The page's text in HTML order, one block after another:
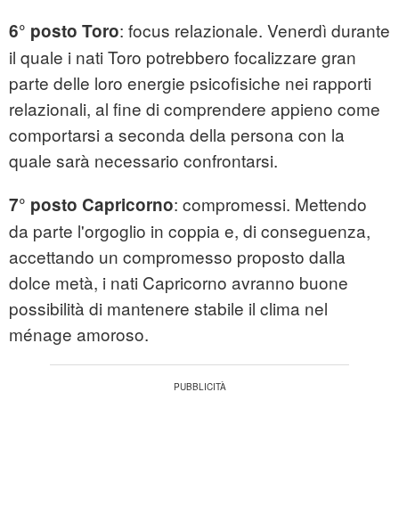
6° posto Toro: focus relazionale. Venerdì durante
il quale i nati Toro potrebbero focalizzare gran
parte delle loro energie psicofisiche nei rapporti
relazionali, al fine di comprendere appieno come
comportarsi a seconda della persona con la
quale sarà necessario confrontarsi.
7° posto Capricorno: compromessi. Mettendo
da parte l'orgoglio in coppia e, di conseguenza,
accettando un compromesso proposto dalla
dolce metà, i nati Capricorno avranno buone
possibilità di mantenere stabile il clima nel
ménage amoroso.